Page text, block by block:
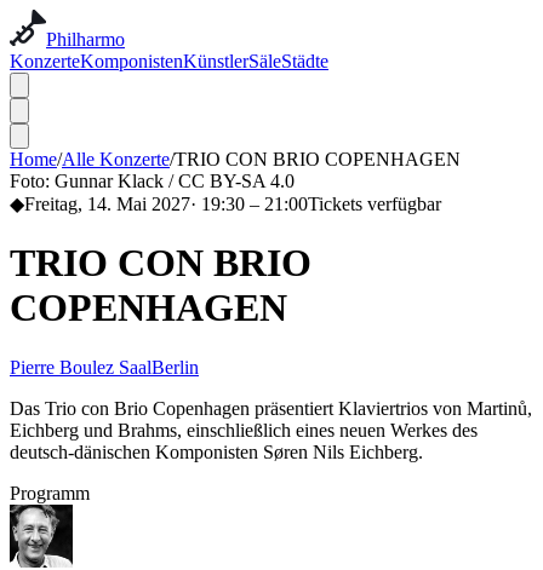
Philharmo
KonzerteKomponistenKünstlerSäleStädte
Home/Alle Konzerte/TRIO CON BRIO COPENHAGEN
Foto: Gunnar Klack / CC BY-SA 4.0
◆Freitag, 14. Mai 2027· 19:30 – 21:00Tickets verfügbar
TRIO CON BRIO
COPENHAGEN
Pierre Boulez SaalBerlin
Das Trio con Brio Copenhagen präsentiert Klaviertrios von Martinů,
Eichberg und Brahms, einschließlich eines neuen Werkes des
deutsch-dänischen Komponisten Søren Nils Eichberg.
Programm